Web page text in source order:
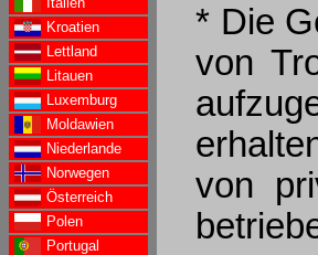
Kroatien
Lettland
Litauen
Luxemburg
Moldawien
Niederlande
Norwegen
Österreich
Polen
Portugal
* Die
von
von